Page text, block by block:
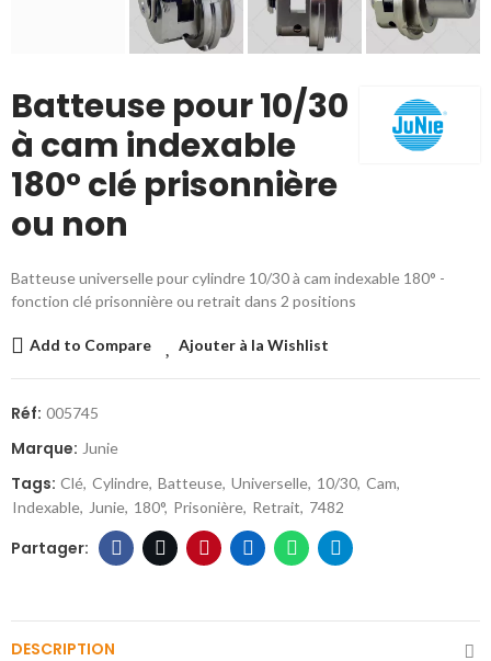
Batteuse pour 10/30
à cam indexable
180° clé prisonnière
ou non
Batteuse universelle pour cylindre 10/30 à cam indexable 180° -
fonction clé prisonnière ou retrait dans 2 positions
Add to Compare Ajouter à la Wishlist
Réf: 005745
Marque: Junie
Tags: Clé Cylindre Batteuse Universelle 10/30 Cam
Indexable
Junie 180° Prisonière Retrait 7482
DESCRIPTION